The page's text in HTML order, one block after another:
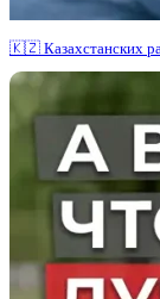
🇰🇿 Казахстанских